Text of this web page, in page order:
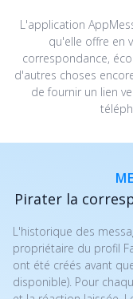
L'application
qu'elle offre en
correspondance,
d'autres choses
de fournir un lien
Pirater la
L'historique des
propriétaire du profil
ont été créés avant
disponible). Pour